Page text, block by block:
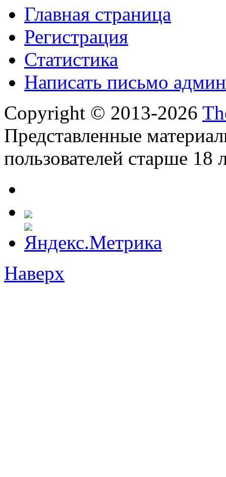
Главная страница
Регистрация
Статистика
Написать письмо
Copyright © 2013-2026
Представленные
пользователей старше 18
Наверх